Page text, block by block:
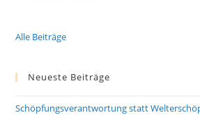
Alle Beiträge
Neueste Beiträge
Schöpfungsverantwortung statt